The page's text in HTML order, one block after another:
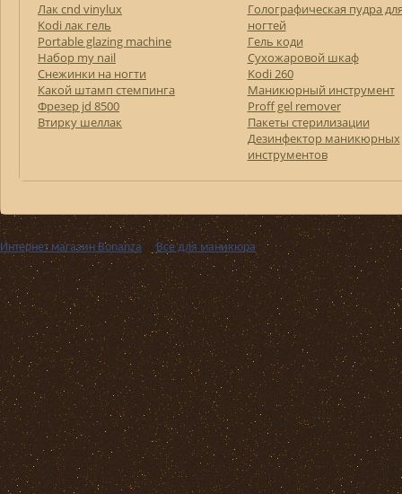
Лак cnd vinylux
Kodi лак гель
Portable glazing machine
Набор my nail
Снежинки на ногти
Какой штамп стемпинга
Фрезер jd 8500
Втирку шеллак
Голографическая пудра
ногтей
Гель коди
Сухожаровой шкаф
Kodi 260
Маникюрный инструмент
Proff gel remover
Пакеты стерилизации
Дезинфектор маникюрных
инструментов
Интернет магазин Bonanza ››Все для маникюра